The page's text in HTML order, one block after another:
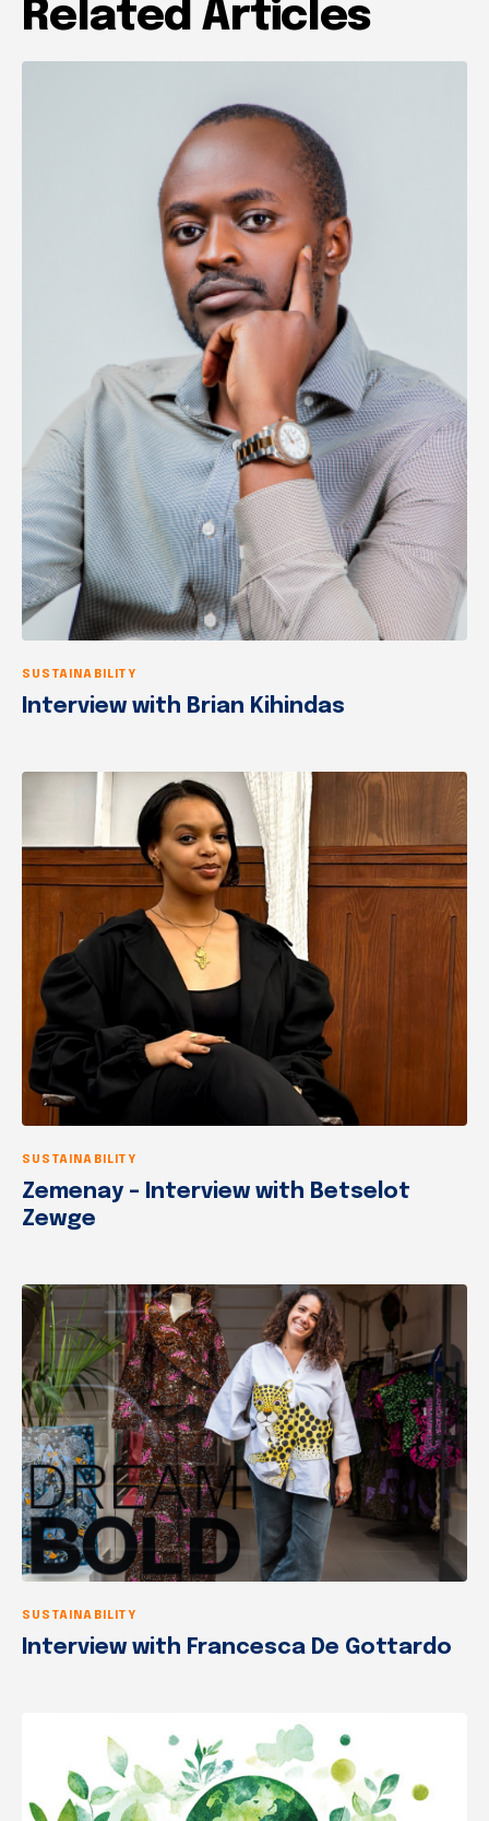
Related Articles
SUSTAINABILITY
Interview with Brian Kihindas
SUSTAINABILITY
Zemenay – Interview with Betselot
Zewge
SUSTAINABILITY
Interview with Francesca De Gottardo